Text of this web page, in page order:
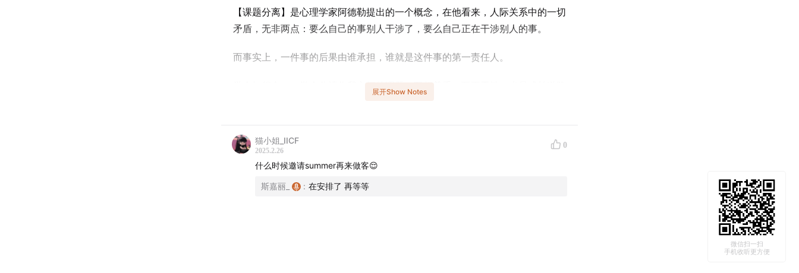
【课题分离】是心理学家阿德勒提出的一个概念，在他看来，人际关系中的一切
矛盾，无非两点：要么自己的事别人干涉了，要么自己正在干涉别人的事。
而事实上，一件事的后果由谁承担，谁就是这件事的第一责任人。
学会知行合一，学会分清你我之间的课题，互相尊重，互不干涉，也是成长道路
们。螺旋上升，一步步向前，生活里的问题一个个攻克，也许正是人生充满魅力
的地方吧。
编辑：斯嘉丽
展开Show Notes
猫小姐_IICF
2025.2.26
0
什么时候邀请summer再来做客😌
斯嘉丽_ : 在安排了 再等等
微信扫一扫
手机收听更方便